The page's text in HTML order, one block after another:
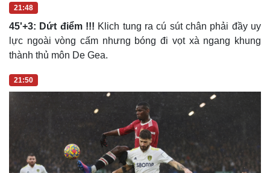
Thể thao
Bóng đá
Ô tô - Xe máy
Ô tô
21:48
45'+3: Dứt điểm !!! Klich tung ra cú sút chân phải đầy uy
lực ngoài vòng cấm nhưng bóng đi vọt xà ngang khung
thành thủ môn De Gea.
21:50